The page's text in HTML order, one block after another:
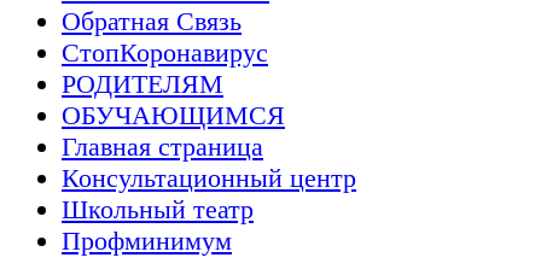
Обратная Связь
СтопКоронавирус
РОДИТЕЛЯМ
ОБУЧАЮЩИМСЯ
Главная страница
Консультационный центр
Школьный театр
Профминимум